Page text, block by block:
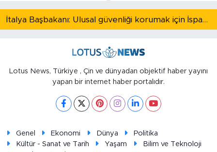
İtalya Başbakanı: Ulusal güvenliği korumak için İspanya ile Schengen kapsamındaki serbest dolaşımı askıya alıyoruz
Lotus News, Türkiye , Çin ve dünyadan objektif haber yayını
yapan bir internet haber portalıdır.
Genel Ekonomi Dünya
Politika
Kültür - Sanat ve Tarih
Yaşam
Bilim ve Teknoloji